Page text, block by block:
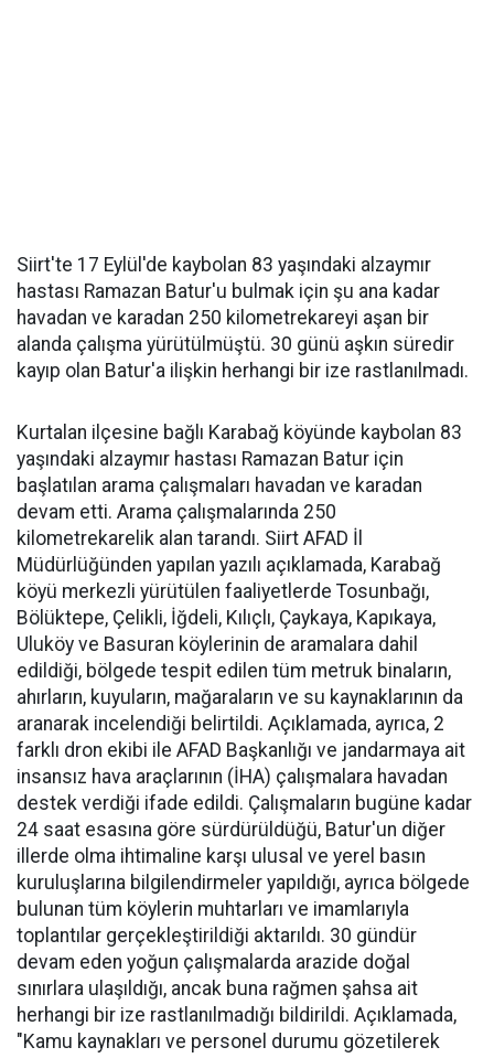
Siirt'te 17 Eylül'de kaybolan 83 yaşındaki alzaymır
hastası Ramazan Batur'u bulmak için şu ana kadar
havadan ve karadan 250 kilometrekareyi aşan bir
alanda çalışma yürütülmüştü. 30 günü aşkın süredir
kayıp olan Batur'a ilişkin herhangi bir ize rastlanılmadı.
Kurtalan ilçesine bağlı Karabağ köyünde kaybolan 83
yaşındaki alzaymır hastası Ramazan Batur için
başlatılan arama çalışmaları havadan ve karadan
devam etti. Arama çalışmalarında 250
kilometrekarelik alan tarandı. Siirt AFAD İl
Müdürlüğünden yapılan yazılı açıklamada, Karabağ
köyü merkezli yürütülen faaliyetlerde Tosunbağı,
Bölüktepe, Çelikli, İğdeli, Kılıçlı, Çaykaya, Kapıkaya,
Uluköy ve Basuran köylerinin de aramalara dahil
edildiği, bölgede tespit edilen tüm metruk binaların,
ahırların, kuyuların, mağaraların ve su kaynaklarının da
aranarak incelendiği belirtildi. Açıklamada, ayrıca, 2
farklı dron ekibi ile AFAD Başkanlığı ve jandarmaya ait
insansız hava araçlarının (İHA) çalışmalara havadan
destek verdiği ifade edildi. Çalışmaların bugüne kadar
24 saat esasına göre sürdürüldüğü, Batur'un diğer
illerde olma ihtimaline karşı ulusal ve yerel basın
kuruluşlarına bilgilendirmeler yapıldığı, ayrıca bölgede
bulunan tüm köylerin muhtarları ve imamlarıyla
toplantılar gerçekleştirildiği aktarıldı. 30 gündür
devam eden yoğun çalışmalarda arazide doğal
sınırlara ulaşıldığı, ancak buna rağmen şahsa ait
herhangi bir ize rastlanılmadığı bildirildi. Açıklamada,
"Kamu kaynakları ve personel durumu gözetilerek